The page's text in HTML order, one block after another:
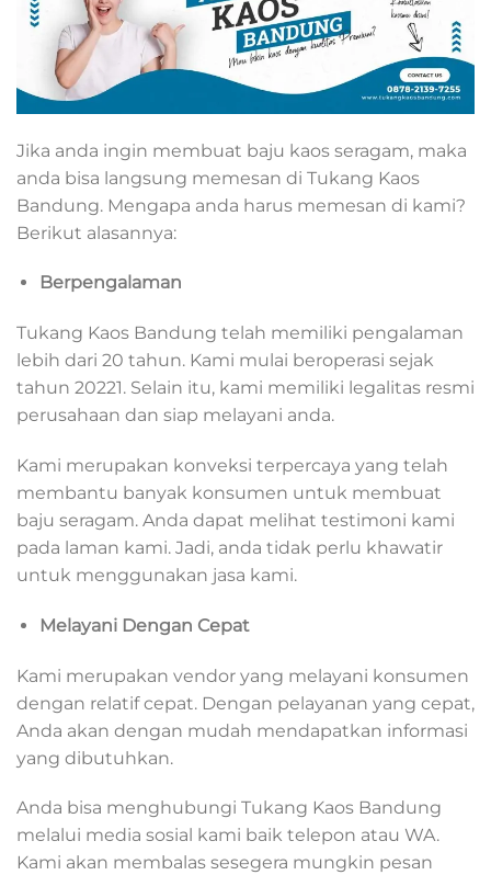
Jika anda ingin membuat baju kaos seragam, maka
anda bisa langsung memesan di Tukang Kaos
Bandung. Mengapa anda harus memesan di kami?
Berikut alasannya:
Berpengalaman
Tukang Kaos Bandung telah memiliki pengalaman
lebih dari 20 tahun. Kami mulai beroperasi sejak
tahun 20221. Selain itu, kami memiliki legalitas resmi
perusahaan dan siap melayani anda.
Kami merupakan konveksi terpercaya yang telah
membantu banyak konsumen untuk membuat
baju seragam. Anda dapat melihat testimoni kami
pada laman kami. Jadi, anda tidak perlu khawatir
untuk menggunakan jasa kami.
Melayani Dengan Cepat
Kami merupakan vendor yang melayani konsumen
dengan relatif cepat. Dengan pelayanan yang cepat,
Anda akan dengan mudah mendapatkan informasi
yang dibutuhkan.
Anda bisa menghubungi Tukang Kaos Bandung
melalui media sosial kami baik telepon atau WA.
Kami akan membalas sesegera mungkin pesan